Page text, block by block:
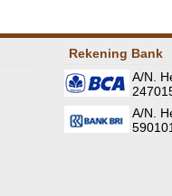
Rekening Bank
A/N.
A/N.